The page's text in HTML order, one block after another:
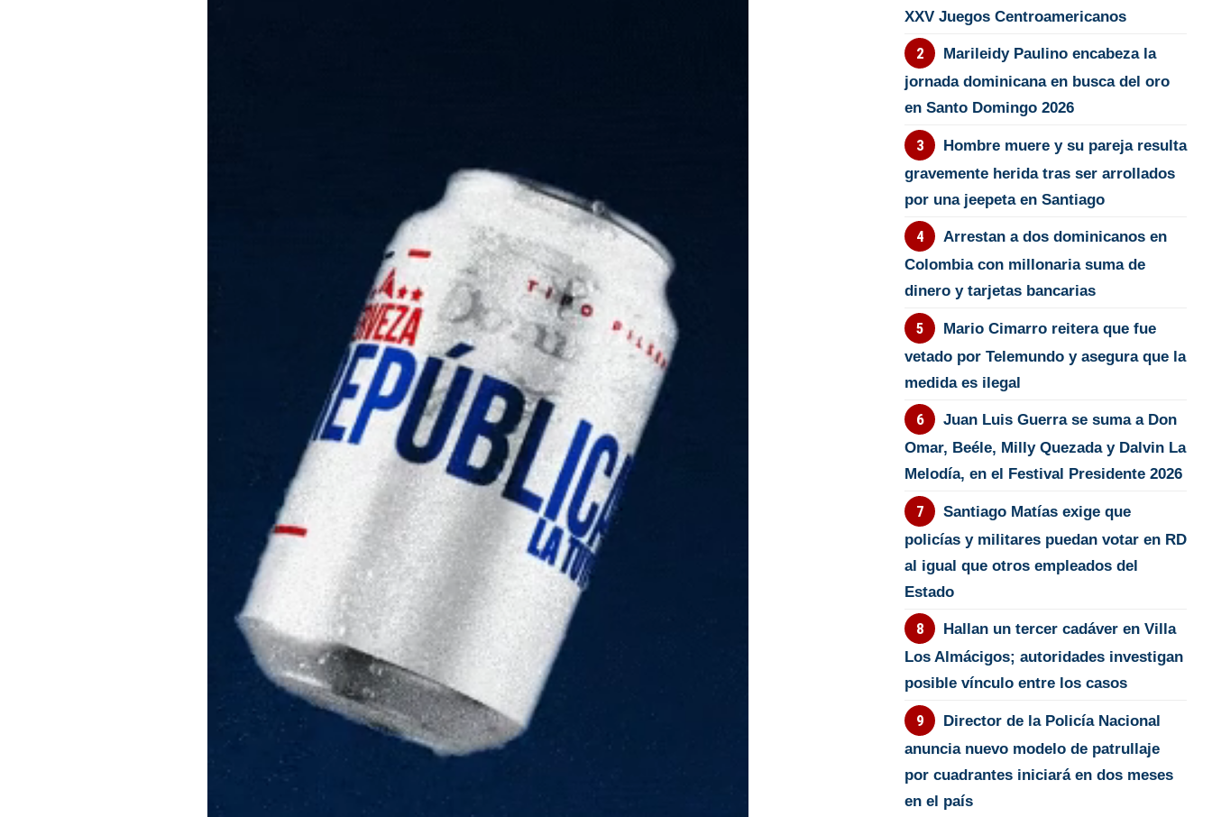
XXV Juegos Centroamericanos
Marileidy Paulino encabeza la
jornada dominicana en busca del oro
en Santo Domingo 2026
Hombre muere y su pareja resulta
gravemente herida tras ser arrollados
por una jeepeta en Santiago
Arrestan a dos dominicanos en
Colombia con millonaria suma de
dinero y tarjetas bancarias
Mario Cimarro reitera que fue
vetado por Telemundo y asegura que la
medida es ilegal
Juan Luis Guerra se suma a Don
Omar, Beéle, Milly Quezada y Dalvin La
Melodía, en el Festival Presidente 2026
Santiago Matías exige que
policías y militares puedan votar en RD
al igual que otros empleados del
Estado
Hallan un tercer cadáver en Villa
Los Almácigos; autoridades investigan
posible vínculo entre los casos
Director de la Policía Nacional
anuncia nuevo modelo de patrullaje
por cuadrantes iniciará en dos meses
en el país